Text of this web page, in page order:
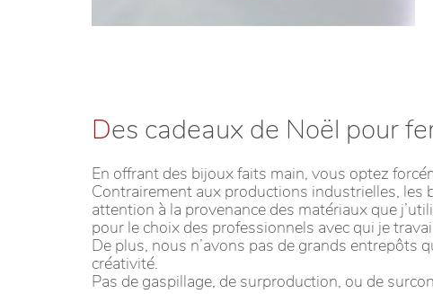
Des cadeaux de Noël pour
En offrant des bijoux faits main, vous optez
Contrairement aux productions industrielles, les
attention à la provenance des matériaux que
pour le choix des professionnels avec qui je
De plus, nous n’avons pas de grands entrepôts
créativité.
Pas de gaspillage, de surproduction, ou de